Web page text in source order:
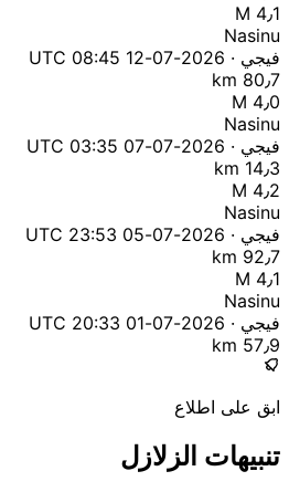
M 4٫1
Nasinu
فيجي · 2026-07-12 08:45 UTC
80٫7 km
M 4٫0
Nasinu
فيجي · 2026-07-07 03:35 UTC
14٫3 km
M 4٫2
Nasinu
فيجي · 2026-07-05 23:53 UTC
92٫7 km
M 4٫1
Nasinu
فيجي · 2026-07-01 20:33 UTC
57٫9 km
ابق على اطلاع
تنبيهات الزلازل